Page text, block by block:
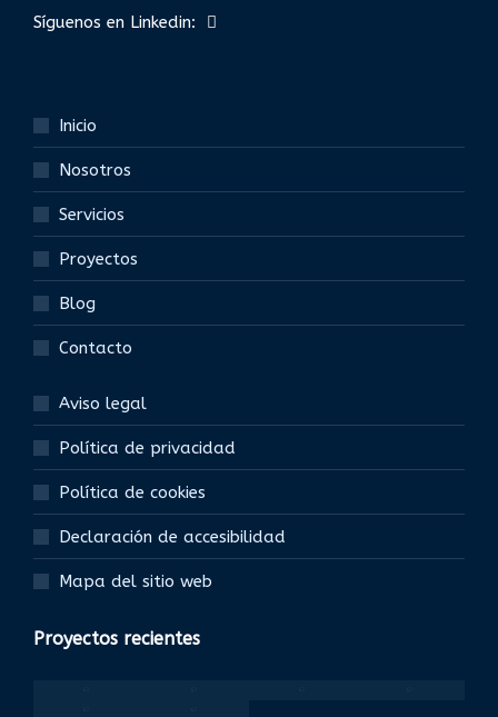
Síguenos en Linkedin:
Inicio
Nosotros
Servicios
Proyectos
Blog
Contacto
Aviso legal
Política de privacidad
Política de cookies
Declaración de accesibilidad
Mapa del sitio web
Proyectos recientes